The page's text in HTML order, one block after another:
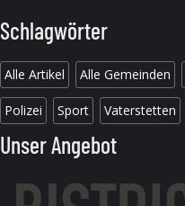
Schlagwörter
Alle Artikel Alle Gemeinden
Polizei Sport Vaterstetten
Unser Angebot